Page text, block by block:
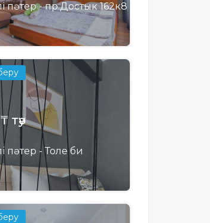
пәтер - пр.Достык 162к8
тәу
пәтер - Толе би